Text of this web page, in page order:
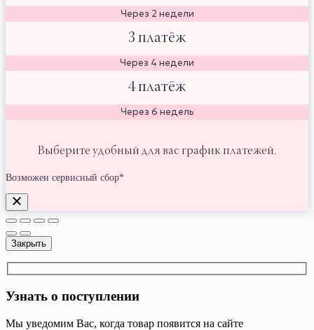
Через 2 недели
3 платёж
Через 4 недели
4 платёж
Через 6 недель
Выберите удобный для вас график платежей.
Возможен сервисный сбор*
Закрыть
Узнать о поступлении
Мы уведомим Вас, когда товар появится на сайте